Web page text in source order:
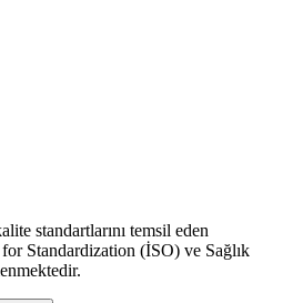
standartlarını temsil eden
Standardization (İSO) ve Sağlık